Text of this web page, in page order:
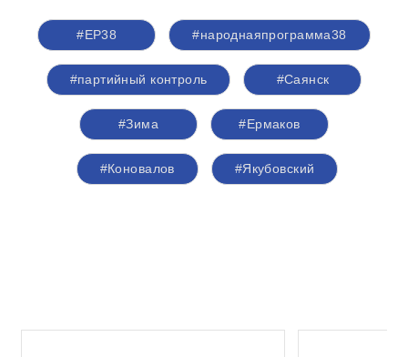
#ЕР38 #народнаяпрограмма38
#партийный контроль #Саянск
#Зима #Ермаков
#Коновалов #Якубовский